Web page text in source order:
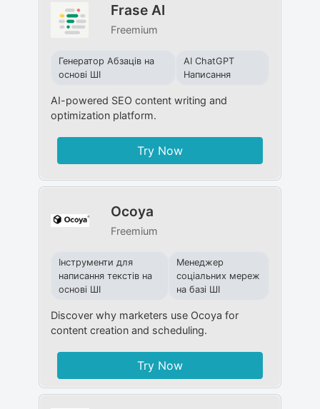
Frase AI
Freemium
Генератор Абзаців на
основі ШІ
AI ChatGPT
Написання
AI-powered SEO content writing and
optimization platform.
Try Now
Ocoya
Freemium
Інструменти для
написання текстів на
основі ШІ
Менеджер
соціальних мереж
на базі ШІ
Discover why marketers use Ocoya for
content creation and scheduling.
Try Now